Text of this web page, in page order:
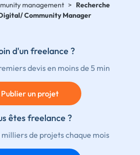
management > Recherche
Community Manager
d'un freelance ?
devis en moins de 5 min
Publier un projet
êtes freelance ?
milliers de projets chaque mois